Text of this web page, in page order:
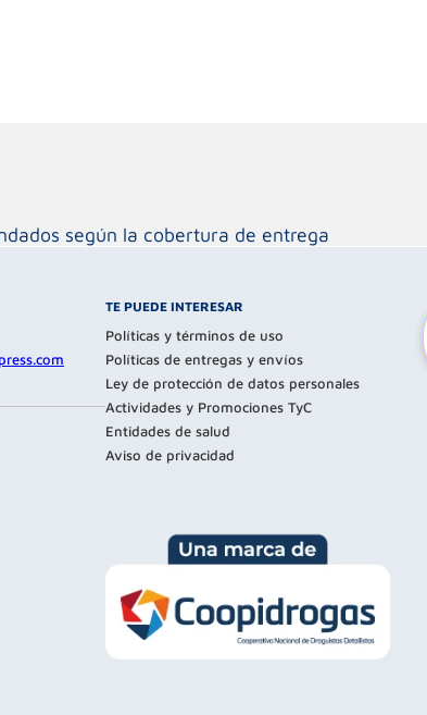
según la cobertura de entrega
TE PUEDE INTERESAR
Políticas y términos de uso
Políticas de entregas y envíos
Ley de protección de datos personales
Actividades y Promociones TyC
Entidades de salud
Aviso de privacidad